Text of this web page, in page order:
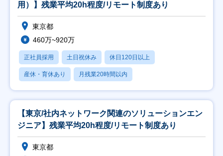
用）】残業平均20h程度/リモート制度あり
東京都
460万~920万
正社員採用 土日祝休み 休日120日以上
産休・育休あり 月残業20時間以内
【東京/社内ネットワーク関連のソリューションエン
ジニア】残業平均20h程度/リモート制度あり
東京都